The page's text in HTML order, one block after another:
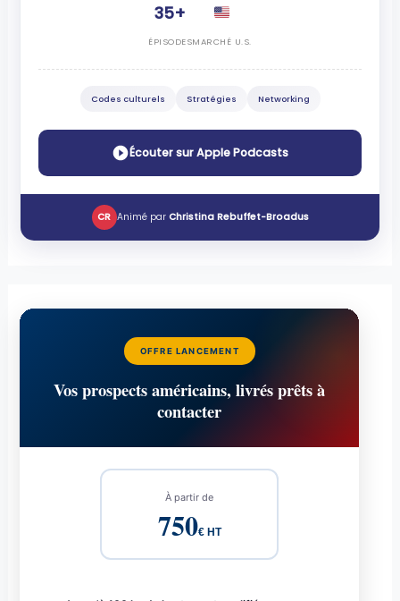
35+
ÉPISODESMARCHÉ U.S.
Codes culturels Stratégies Networking
Écouter sur Apple Podcasts
CR Animé par Christina Rebuffet-Broadus
OFFRE LANCEMENT
Vos prospects américains, livrés prêts à
contacter
À partir de
750€ HT